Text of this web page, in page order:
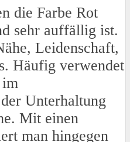
die Farbe Rot
sehr auffällig ist.
Leidenschaft,
Häufig verwendet
Unterhaltung
Mit einen
man hingegen